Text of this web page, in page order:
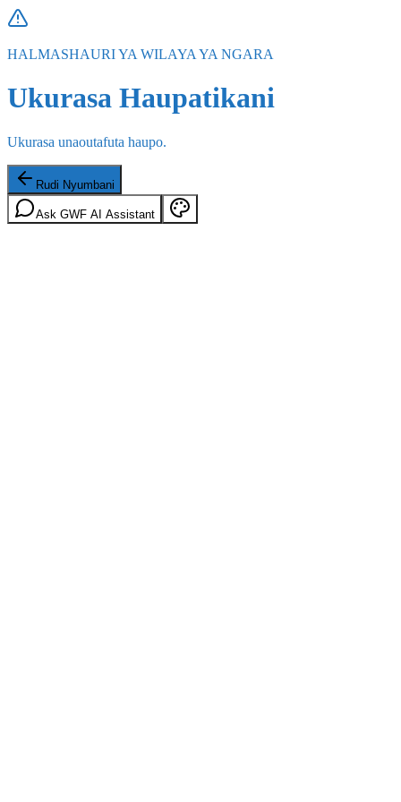
HALMASHAURI YA WILAYA YA NGARA
Ukurasa Haupatikani
Ukurasa unaoutafuta haupo.
Rudi Nyumbani
Ask GWF AI Assistant